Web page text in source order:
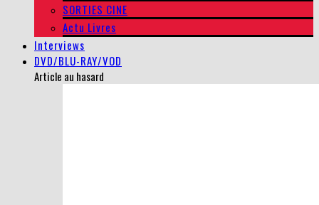
SORTIES CINE
Actu Livres
Interviews
DVD/BLU-RAY/VOD
Article au hasard